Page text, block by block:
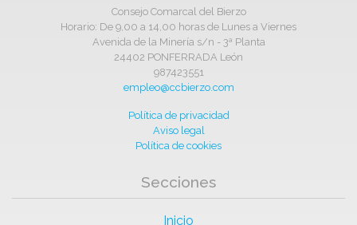
Consejo Comarcal del Bierzo
Horario: De 9,00 a 14,00 horas de Lunes a Viernes
Avenida de la Minería s/n - 3ª Planta
24402 PONFERRADA León
987423551
empleo@ccbierzo.com
Política de privacidad
Aviso legal
Política de cookies
Secciones
Inicio